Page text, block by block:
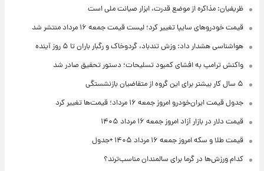
ظریفیان: مذاکره از موضع قدرت، ابزار صیانت ملی است
قیمت خودروهای سایپا تغییر کرد؛ لیست قیمت جمعه ۱۶ مرداد منتشر شد
هواشناسی هشدار داد: وزش تندباد، گردوخاک و رگبار باران تا ۵ روز آینده
واکنش ترامپ به افشای کمبود تسلیحات؛ دستور تحقیق صادر شد
۵ سال کار بیشتر برای این گروه از متقاضیان بازنشستگی
جدول قیمت ایران‌خودرو امروز جمعه ۱۶ مرداد؛ قیمت‌ها تغییر کرد
قیمت دلار در بازار آزاد امروز جمعه ۱۶ مرداد ۱۴۰۵
قیمت طلا و سکه امروز جمعه ۱۶ مرداد ۱۴۰۵ +جدول
کدام ورزش‌ها در گرما برای سالمندان مناسب‌ترند؟